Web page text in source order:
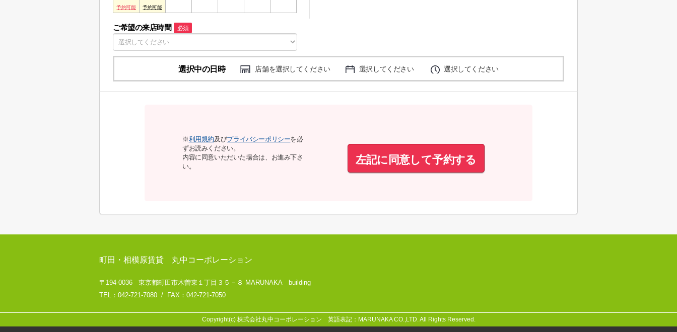
ご希望の来店時間 必須
選択中の日時 店舗を選択してください 選択してください 選択してください
※利用規約及びプライバシーポリシーを必
ずお読みください。
内容に同意いただいた場合は、お進み下さ
い。
左記に同意して予約する
町田・相模原賃貸 丸中コーポレーション
〒194-0036 東京都町田市木曽東１丁目３５－８ MARUNAKA building
TEL：042-721-7080 / FAX：042-721-7050
Copyright(c) 株式会社丸中コーポレーション 英語表記：MARUNAKA CO.,LTD. All Rights Reserved.